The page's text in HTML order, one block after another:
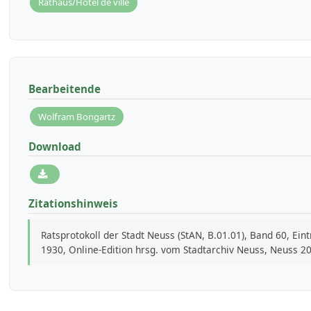
Bearbeitende
Wolfram Bongartz
Download
Zitationshinweis
Ratsprotokoll der Stadt Neuss (StAN, B.01.01), Band 60,
1930, Online-Edition hrsg. vom Stadtarchiv Neuss, Neuss